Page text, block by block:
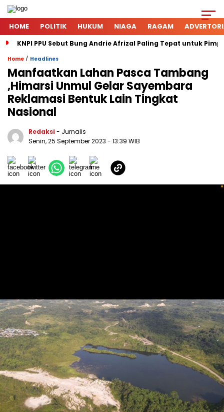
HOME POLITIK HUKUM NIAGA RAGAM
KNPI PPU Sebut Bung Andrie Afrizal Paling Tepat untuk
Home / Headlines
Manfaatkan Lahan Pasca Tambang
,Himarsi Unmul Gelar Sayembara
Reklamasi Bentuk Lain Tingkat
Nasional
Redaksi - Jurnalis
Senin, 25 September 2023 - 13:39 WIB